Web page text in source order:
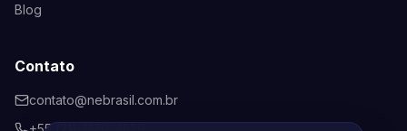
Blog
Contato
contato@nebrasil.com.br